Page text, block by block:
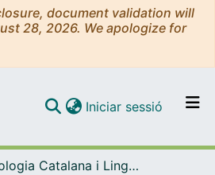
document validation will
28, 2026. We apologize for
Navega per tot el DD
Iniciar sessió (current)
Filologia Catalana i Lingüística General